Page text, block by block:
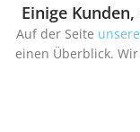
Einige
Auf der Seite
einen Überblick.